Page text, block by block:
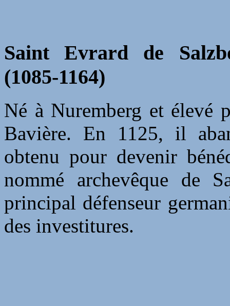
Saint Evrard de
(1085-1164)
Né à Nuremberg et élevé
Bavière. En 1125, il
obtenu pour devenir
nommé archevêque de
principal défenseur
des investitures.